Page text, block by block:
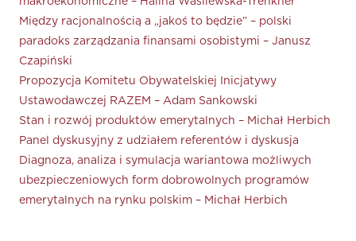
Między racjonalnością a „jakoś to będzie” – polski
paradoks zarządzania finansami osobistymi – Janusz
Czapiński
Propozycja Komitetu Obywatelskiej Inicjatywy
Ustawodawczej RAZEM – Adam Sankowski
Stan i rozwój produktów emerytalnych – Michał Herbich
Panel dyskusyjny z udziałem referentów i dyskusja
Diagnoza, analiza i symulacja wariantowa możliwych
ubezpieczeniowych form dobrowolnych programów
emerytalnych na rynku polskim – Michał Herbich